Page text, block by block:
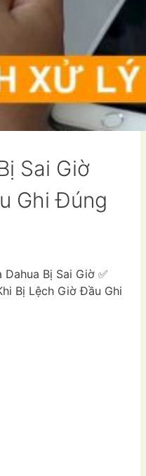
Sai Giờ
Ghi Đúng
Bị Sai Giờ ✅
Bị Lệch Giờ Đầu Ghi